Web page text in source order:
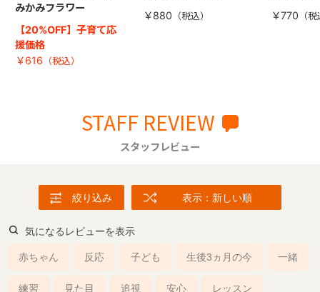
みかみフラワー
【20%OFF】子育て応
援価格
￥616
￥880
￥770
STAFF REVIEW
スタッフレビュー
絞り込み 表示：新しい順
気になるレビューを表示
赤ちゃん 反応 子ども 生後3ヵ月の今 一緒
練習 見た目 追視 安心 レッスン